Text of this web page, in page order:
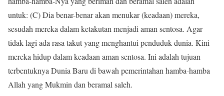
untuk: (C) Dia benar-benar akan menukar (keadaan) mereka,
sesudah mereka dalam ketakutan menjadi aman sentosa. Agar
tidak lagi ada rasa takut yang menghantui penduduk dunia. Kini
mereka hidup dalam keadaan aman sentosa. Ini adalah tujuan
terbentuknya Dunia Baru di bawah pemerintahan hamba-hamba
Allah yang Mukmin dan beramal saleh.